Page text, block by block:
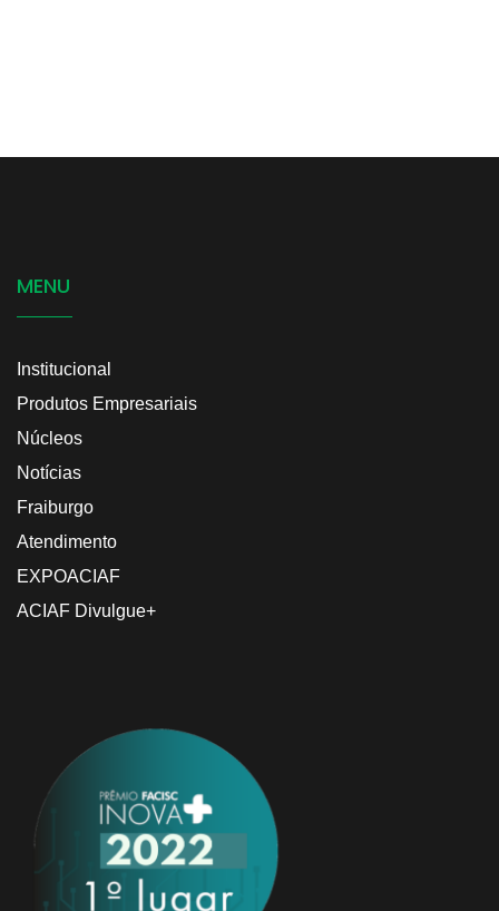
MENU
Institucional
Produtos Empresariais
Núcleos
Notícias
Fraiburgo
Atendimento
EXPOACIAF
ACIAF Divulgue+